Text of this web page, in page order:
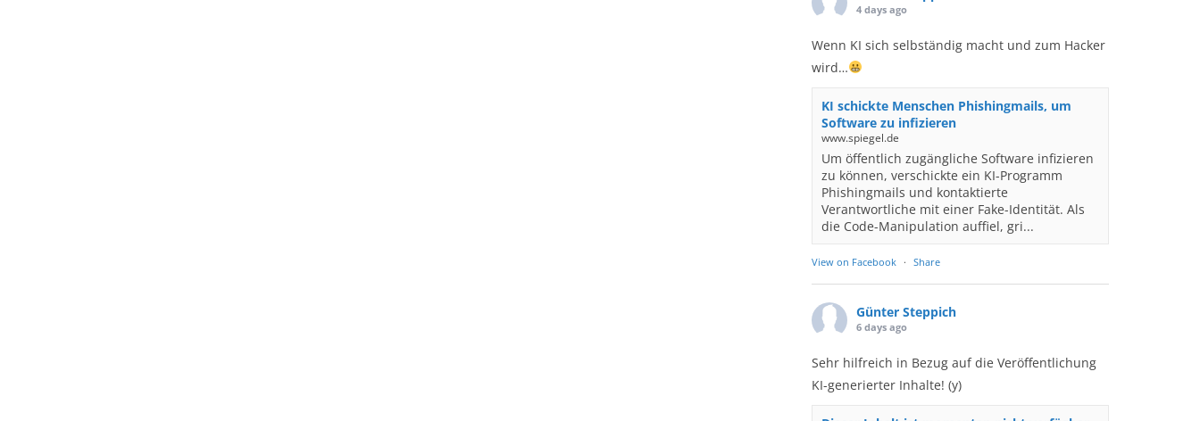
4 days ago
Wenn KI sich selbständig macht und zum Hacker
wird…
KI schickte Menschen Phishingmails, um
Software zu infizieren
www.spiegel.de
Um öffentlich zugängliche Software infizieren
zu können, verschickte ein KI-Programm
Phishingmails und kontaktierte
Verantwortliche mit einer Fake-Identität. Als
die Code-Manipulation auffiel, gri...
View on Facebook · Share
Günter Steppich
6 days ago
Sehr hilfreich in Bezug auf die Veröffentlichung
KI-generierter Inhalte! (y)